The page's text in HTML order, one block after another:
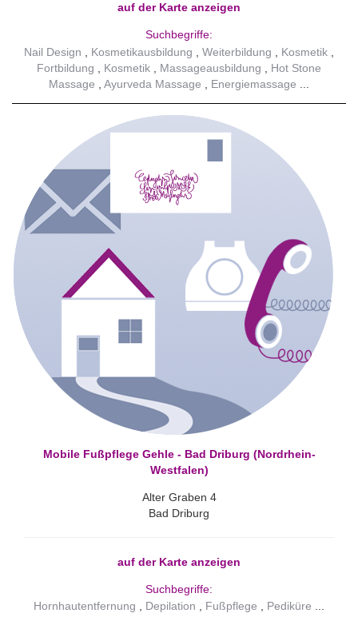
auf der Karte anzeigen
Suchbegriffe:
Nail Design
Kosmetikausbildung Weiterbildung
Kosmetik
Fortbildung
Kosmetik Massageausbildung
Hot Stone
Massage
Ayurveda Massage Energiemassage
Mobile Fußpflege Gehle - Bad Driburg (Nordrhein-
Westfalen)
Alter Graben 4
Bad Driburg
auf der Karte anzeigen
Suchbegriffe:
Hornhautentfernung
Depilation Fußpflege Pediküre